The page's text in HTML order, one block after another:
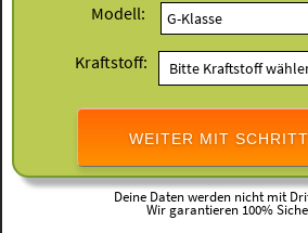
Modell:
Kraftstoff:
WEITER MIT
Deine Daten werden nicht mit
Wir garantieren 100%